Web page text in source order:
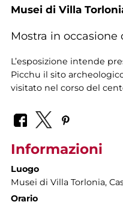
Musei di Villa
Mostra in
L’esposizione intende
Picchu il sito
visitato nel corso del
Informazioni
Luogo
Musei di Villa Torlonia,
Orario